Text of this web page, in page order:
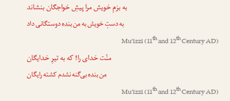
به بزمِ خویش مرا پیشِ خواجگان بنشاند
به دستِ خویش بهمن بندهدوستگانی داد
Mu’izzi(11thand 12thCentury AD)
منّت خدای را! که به تیرِ خدایگان
من بندهبی‌گنه نشدم کشته رایگان
Mu’izzi(11thand 12thCentury AD)